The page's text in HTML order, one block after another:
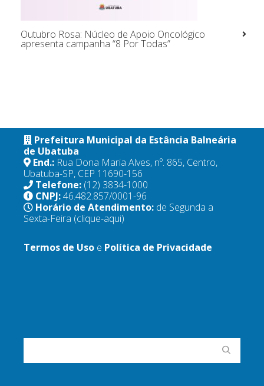
Outubro Rosa: Núcleo de Apoio Oncológico
apresenta campanha “8 Por Todas”
Prefeitura Municipal da Estância Balneária
de Ubatuba
End.: Rua Dona Maria Alves, nº. 865, Centro,
Ubatuba-SP, CEP 11690-156
Telefone: (12) 3834-1000
CNPJ:46.482.857/0001-96
Horário de Atendimento: de Segunda a
Sexta-Feira (clique-aqui)
Termos de Uso e Política de Privacidade